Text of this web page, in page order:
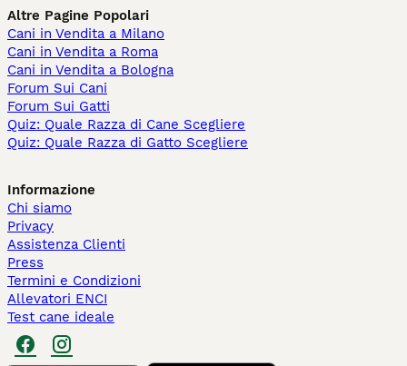
Altre Pagine Popolari
Cani in Vendita a Milano
Cani in Vendita a Roma
Cani in Vendita a Bologna
Forum Sui Cani
Forum Sui Gatti
Quiz: Quale Razza di Cane Scegliere
Quiz: Quale Razza di Gatto Scegliere
Informazione
Chi siamo
Privacy
Assistenza Clienti
Press
Termini e Condizioni
Allevatori ENCI
Test cane ideale